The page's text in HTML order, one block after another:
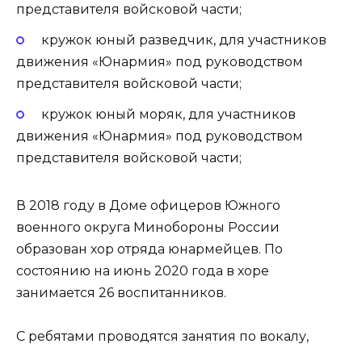
представителя войсковой части;
кружок юный разведчик, для участников
движения «Юнармия» под руководством
представителя войсковой части;
кружок юный моряк, для участников
движения «Юнармия» под руководством
представителя войсковой части;
В 2018 году в Доме офицеров Южного
военного округа Минобороны России
образован хор отряда юнармейцев. По
состоянию на июнь 2020 года в хоре
занимается 26 воспитанников.
С ребятами проводятся занятия по вокалу,